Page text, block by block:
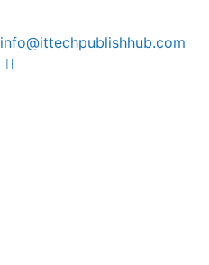
info@ittechpublishhub.com